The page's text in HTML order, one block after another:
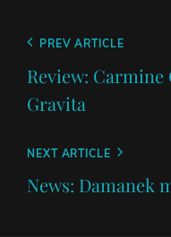
Previous
PREV ARTICLE
Review: Carmine
Gravita
Next
NEXT ARTICLE
News: Damanek